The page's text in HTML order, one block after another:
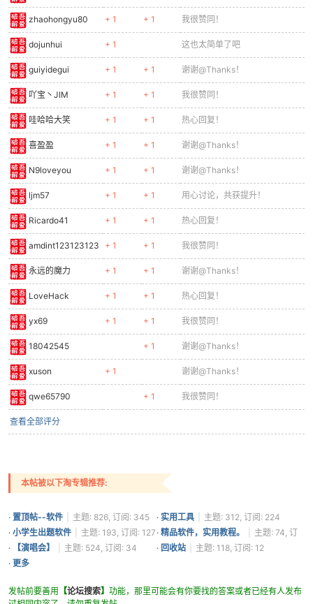
zhaohongyu80 + 1 + 1 我很赞同！
dojunhui + 1 这也太简单了吧
guiyidegui + 1 + 1 谢谢@Thanks！
吖宝丶JIM + 1 + 1 我很赞同！
哇哈哈大笑 + 1 + 1 热心回复！
喜盈盈 + 1 + 1 谢谢@Thanks！
N9loveyou + 1 + 1 谢谢@Thanks！
ljm57 + 1 + 1 用心讨论，共获提升！
Ricardo41 + 1 + 1 热心回复！
amdint123123123 + 1 + 1 我很赞同！
永远的魔力 + 1 + 1 谢谢@Thanks！
LoveHack + 1 + 1 热心回复！
yx69 + 1 + 1 我很赞同！
18042545 + 1 谢谢@Thanks！
xuson + 1 谢谢@Thanks！
qwe65790 + 1 我很赞同！
查看全部评分
本帖被以下淘专辑推荐:
· 置顶帖--软件 主题: 826, 订阅: 345 · 实用工具
主题: 312, 订阅: 224
· 小学生出题软件 主题: 193, 订阅: 127 · 精品软件，实用教程。
主题: 74, 订
阅: 44
· 【演唱会】 主题: 524, 订阅: 34 · 回收站
主题: 118, 订阅: 12
· 更多
发帖前要善用 【论坛搜索】 功能，那里可能会有你要找的答案或者已经有人发布